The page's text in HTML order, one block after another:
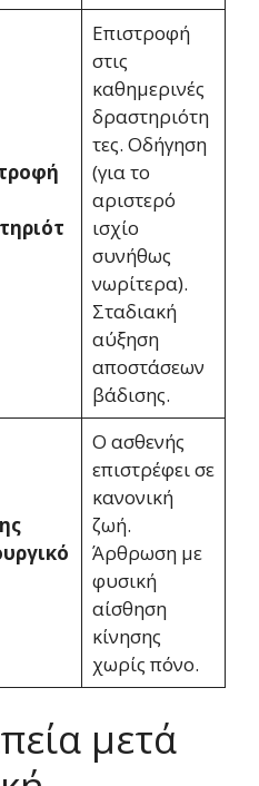
Επιστροφή
στις
καθημερινές
δραστηριότη
τες. Οδήγηση
(για το
αριστερό
ισχίο
συνήθως
νωρίτερα).
Σταδιακή
αύξηση
αποστάσεων
βάδισης.
Ο ασθενής
επιστρέφει σε
κανονική
ζωή.
Άρθρωση με
φυσική
αίσθηση
κίνησης
χωρίς πόνο.
μετά